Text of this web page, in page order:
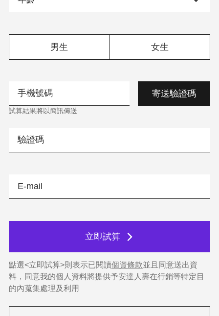
男生 女生
試算結果將以簡訊傳送
寄送驗證碼
立即試算
點選<立即試算>則表示已閱讀個資條款並且同意送出資
料，同意我的個人資料將提供予安達人壽在行銷等特定目
的內蒐集處理及利用